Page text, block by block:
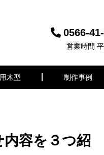
0566-
営業時間
木型 制作事例
内容を３つ紹